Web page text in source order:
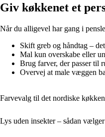
Giv køkkenet et
Når du alligevel har gang i
Skift greb og håndtag –
Mal kun overskabe eller
Brug farver, der passer til
Overvej at male væggen
Farvevalg til det nordiske
Lys uden insekter – sådan